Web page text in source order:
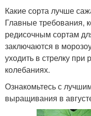
Какие сорта лучше
Главные требования,
редисочным сортам
заключаются в
уходить в стрелку при
колебаниях.
Ознакомьтесь с
выращивания в